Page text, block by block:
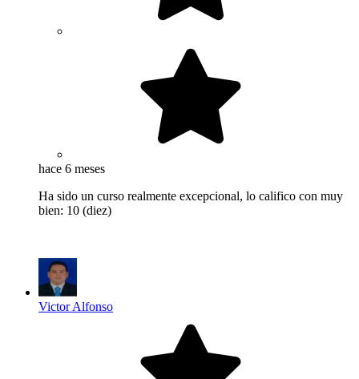
hace 6 meses
Ha sido un curso realmente excepcional, lo califico con muy
bien: 10 (diez)
Victor Alfonso